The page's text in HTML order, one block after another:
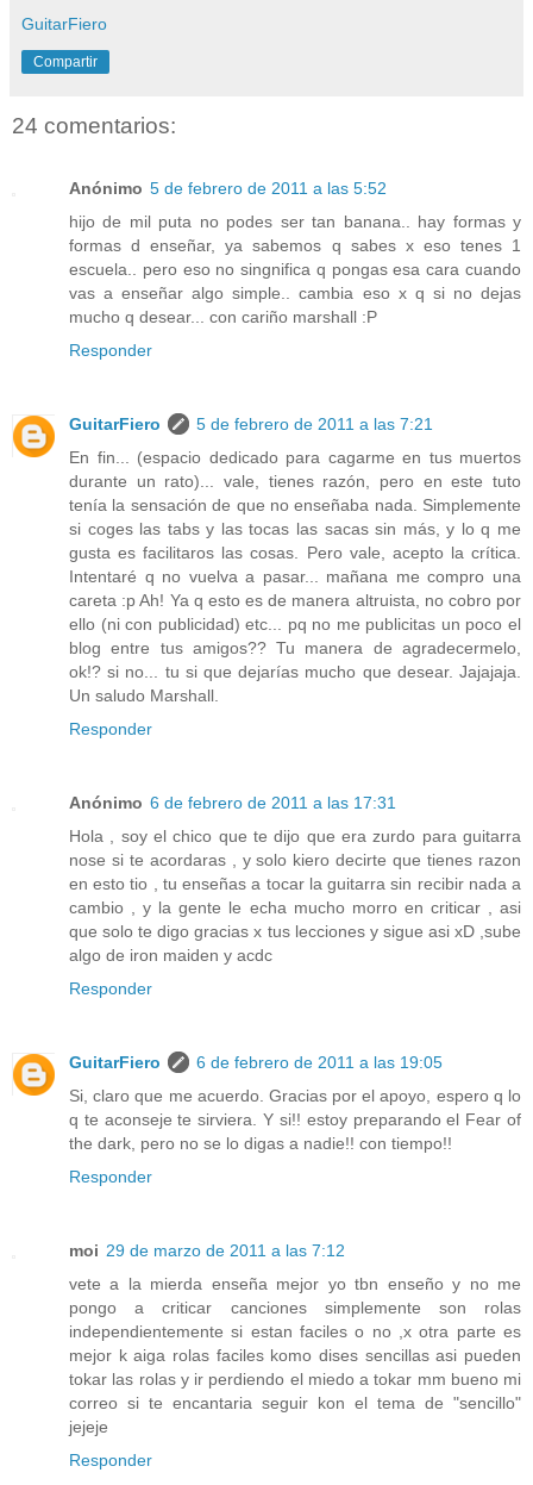
GuitarFiero
Compartir
24 comentarios:
Anónimo 5 de febrero de 2011 a las 5:52
hijo de mil puta no podes ser tan banana.. hay formas y
formas d enseñar, ya sabemos q sabes x eso tenes 1
escuela.. pero eso no singnifica q pongas esa cara cuando
vas a enseñar algo simple.. cambia eso x q si no dejas
mucho q desear... con cariño marshall :P
Responder
GuitarFiero
5 de febrero de 2011 a las 7:21
En fin... (espacio dedicado para cagarme en tus muertos
durante un rato)... vale, tienes razón, pero en este tuto
tenía la sensación de que no enseñaba nada. Simplemente
si coges las tabs y las tocas las sacas sin más, y lo q me
gusta es facilitaros las cosas. Pero vale, acepto la crítica.
Intentaré q no vuelva a pasar... mañana me compro una
careta :p Ah! Ya q esto es de manera altruista, no cobro por
ello (ni con publicidad) etc... pq no me publicitas un poco el
blog entre tus amigos?? Tu manera de agradecermelo,
ok!? si no... tu si que dejarías mucho que desear. Jajajaja.
Un saludo Marshall.
Responder
Anónimo 6 de febrero de 2011 a las 17:31
Hola , soy el chico que te dijo que era zurdo para guitarra
nose si te acordaras , y solo kiero decirte que tienes razon
en esto tio , tu enseñas a tocar la guitarra sin recibir nada a
cambio , y la gente le echa mucho morro en criticar , asi
que solo te digo gracias x tus lecciones y sigue asi xD ,sube
algo de iron maiden y acdc
Responder
GuitarFiero
6 de febrero de 2011 a las 19:05
Si, claro que me acuerdo. Gracias por el apoyo, espero q lo
q te aconseje te sirviera. Y si!! estoy preparando el Fear of
the dark, pero no se lo digas a nadie!! con tiempo!!
Responder
moi 29 de marzo de 2011 a las 7:12
vete a la mierda enseña mejor yo tbn enseño y no me
pongo a criticar canciones simplemente son rolas
independientemente si estan faciles o no ,x otra parte es
mejor k aiga rolas faciles komo dises sencillas asi pueden
tokar las rolas y ir perdiendo el miedo a tokar mm bueno mi
correo si te encantaria seguir kon el tema de "sencillo"
jejeje
Responder